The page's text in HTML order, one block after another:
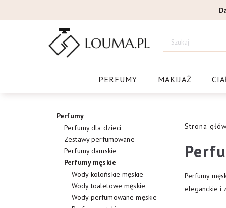
do
PERFUMY MAKIJAŻ
Strona
Perfumy
eleganckie i
Perfumy
Perfumy dla dzieci
Zestawy perfumowane
Perfumy damskie
Perfumy męskie
Wody kolońskie męskie
Wody toaletowe męskie
Wody perfumowane męskie